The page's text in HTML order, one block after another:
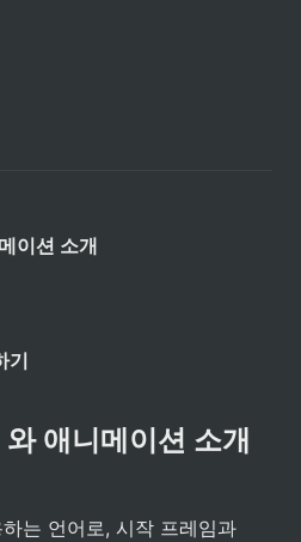
이션 소개
기
애니메이션 소개
는 언어로, 시작 프레임과